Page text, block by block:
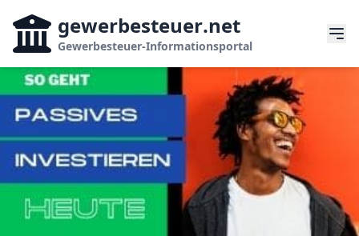
gewerbesteuer.net
Gewerbesteuer-Informationsportal